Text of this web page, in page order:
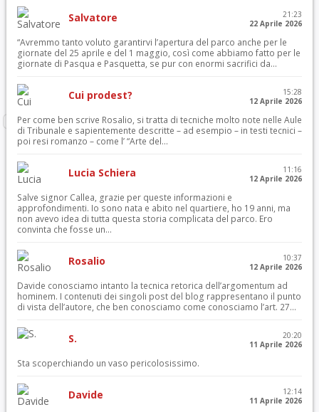
Salvatore
21:23
22 Aprile 2026
“Avremmo tanto voluto garantirvi l’apertura del parco anche per le
giornate del 25 aprile e del 1 maggio, così come abbiamo fatto per le
giornate di Pasqua e Pasquetta, se pur con enormi sacrifici da...
Cui prodest?
15:28
12 Aprile 2026
Per come ben scrive Rosalio, si tratta di tecniche molto note nelle Aule
di Tribunale e sapientemente descritte – ad esempio – in testi tecnici –
poi resi romanzo – come l’ “Arte del...
Lucia Schiera
11:16
12 Aprile 2026
Salve signor Callea, grazie per queste informazioni e
approfondimenti. Io sono nata e abito nel quartiere, ho 19 anni, ma
non avevo idea di tutta questa storia complicata del parco. Ero
convinta che fosse un...
Rosalio
10:37
12 Aprile 2026
Davide conosciamo intanto la tecnica retorica dell’argomentum ad
hominem. I contenuti dei singoli post del blog rappresentano il punto
di vista dell’autore, che ben conosciamo come conosciamo l’art. 27...
S.
20:20
11 Aprile 2026
Sta scoperchiando un vaso pericolosissimo.
Davide
12:14
11 Aprile 2026